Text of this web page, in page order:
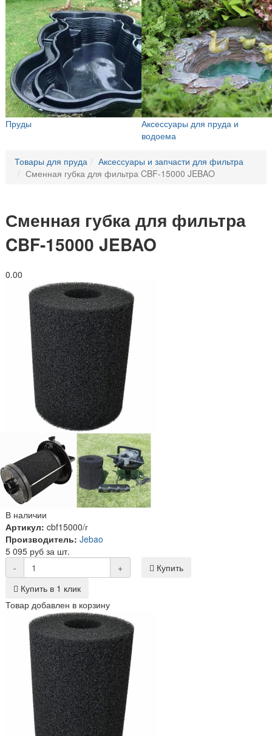
Пруды
Аксессуары для пруда и
водоема
Товары для пруда
Аксессуары и запчасти для фильтра
Сменная губка для фильтра CBF-15000 JEBAO
Сменная губка для фильтра
CBF-15000 JEBAO
0.00
В наличии
Артикул: cbf15000/г
Производитель: Jebao
5 095 руб за шт.
-
+
Купить
Купить в 1 клик
Товар добавлен в корзину